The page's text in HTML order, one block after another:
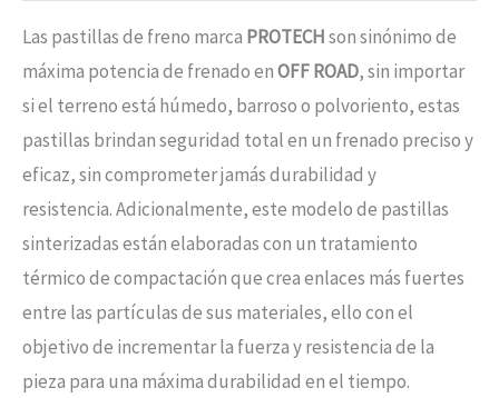
Las pastillas de freno marca PROTECHson sinónimo de
máxima potencia de frenado enOFF ROAD, sin importar
si el terreno está húmedo, barroso o polvoriento, estas
pastillas brindan seguridad total en un frenado preciso y
eficaz, sin comprometer jamás durabilidad y
resistencia. Adicionalmente, este modelo de pastillas
sinterizadas están elaboradas con un tratamiento
térmico de compactación que crea enlaces más fuertes
entre las partículas de sus materiales, ello con el
objetivo de incrementar la fuerza y resistencia de la
pieza para una máxima durabilidad en el tiempo.